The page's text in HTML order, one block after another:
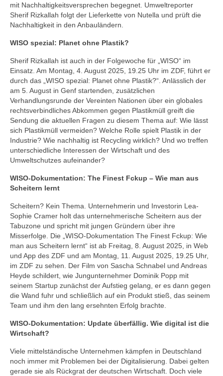
mit Nachhaltigkeitsversprechen begegnet. Umweltreporter
Sherif Rizkallah folgt der Lieferkette von Nutella und prüft die
Nachhaltigkeit in den Anbauländern.
WISO spezial: Planet ohne Plastik?
Sherif Rizkallah ist auch in der Folgewoche für „WISO“ im
Einsatz. Am Montag, 4. August 2025, 19.25 Uhr im ZDF, führt er
durch das „WISO spezial: Planet ohne Plastik?“. Anlässlich der
am 5. August in Genf startenden, zusätzlichen
Verhandlungsrunde der Vereinten Nationen über ein globales
rechtsverbindliches Abkommen gegen Plastikmüll greift die
Sendung die aktuellen Fragen zu diesem Thema auf: Wie lässt
sich Plastikmüll vermeiden? Welche Rolle spielt Plastik in der
Industrie? Wie nachhaltig ist Recycling wirklich? Und wo treffen
unterschiedliche Interessen der Wirtschaft und des
Umweltschutzes aufeinander?
WISO-Dokumentation: The Finest Fckup – Wie man aus
Scheitern lernt
Scheitern? Kein Thema. Unternehmerin und Investorin Lea-
Sophie Cramer holt das unternehmerische Scheitern aus der
Tabuzone und spricht mit jungen Gründern über ihre
Misserfolge. Die „WISO-Dokumentation The Finest Fckup: Wie
man aus Scheitern lernt“ ist ab Freitag, 8. August 2025, in Web
und App des ZDF und am Montag, 11. August 2025, 19.25 Uhr,
im ZDF zu sehen. Der Film von Sascha Schnabel und Andreas
Heyde schildert, wie Jungunternehmer Dominik Popp mit
seinem Startup zunächst der Aufstieg gelang, er es dann gegen
die Wand fuhr und schließlich auf ein Produkt stieß, das seinem
Team und ihm den lang ersehnten Erfolg brachte.
WISO-Dokumentation: Update überfällig. Wie digital ist die
Wirtschaft?
Viele mittelständische Unternehmen kämpfen in Deutschland
noch immer mit Problemen bei der Digitalisierung. Dabei gelten
gerade sie als Rückgrat der deutschen Wirtschaft. Doch viele